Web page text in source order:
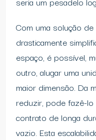
Com uma solução
drasticamente
espaço, é possível,
outro, alugar uma
maior dimensão. Da
reduzir, pode fazê-
contrato de longa
vazio. Esta